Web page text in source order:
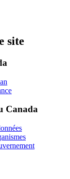
site
Canada